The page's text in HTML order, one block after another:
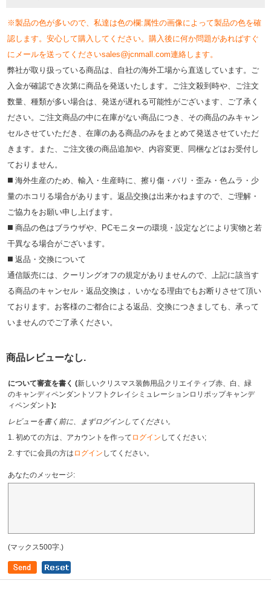
※製品の色が多いので、私達は色の欄:属性の画像によって製品の色を確
認します。安心して購入してください。購入後に何か問題があればすぐ
にメールを送ってくださいsales@jcnmall.com連絡します。
弊社が取り扱っている商品は、自社の海外工場から直送しています。ご
入金が確認でき次第に商品を発送いたします。ご注文殺到時や、ご注文
数量、種類が多い場合は、発送が遅れる可能性がございます、ご了承く
ださい。ご注文商品の中に在庫がない商品につき、その商品のみキャン
セルさせていただき、在庫のある商品のみをまとめて発送させていただ
きます。また、ご注文後の商品追加や、内容変更、同梱などはお受付し
ておりません。
◼️ 海外⽣産のため、輸⼊・⽣産時に、擦り傷・バリ・歪み・色ムラ・少
量のホコリる場合があります。返品交換は出来かねますので、ご理解・
ご協⼒をお願い申し上げます。
◼️ 商品の⾊はブラウザや、PCモニターの環境・設定などにより実物と若
⼲異なる場合がございます。
◼️ 返品・交換について
通信販売には、クーリングオフの規定がありませんので、上記に該当す
る商品のキャンセル・返品交換は， いかなる理由でもお断りさせて頂い
ております。お客様のご都合による返品、交換につきましても、承って
いませんのでご了承ください。
商品レビューなし.
について審査を書く (新しいクリスマス装飾用品クリエイティブ赤、白、緑
のキャンディペンダントソフトクレイシミュレーションロリポップキャンデ
ィペンダント ):
レビューを書く前に、まずログインしてください。
1. 初めての方は、アカウントを作って ログイン してください;
2. すでに会員の方は ログイン してください。
あなたのメッセージ:
(マックス500字.)